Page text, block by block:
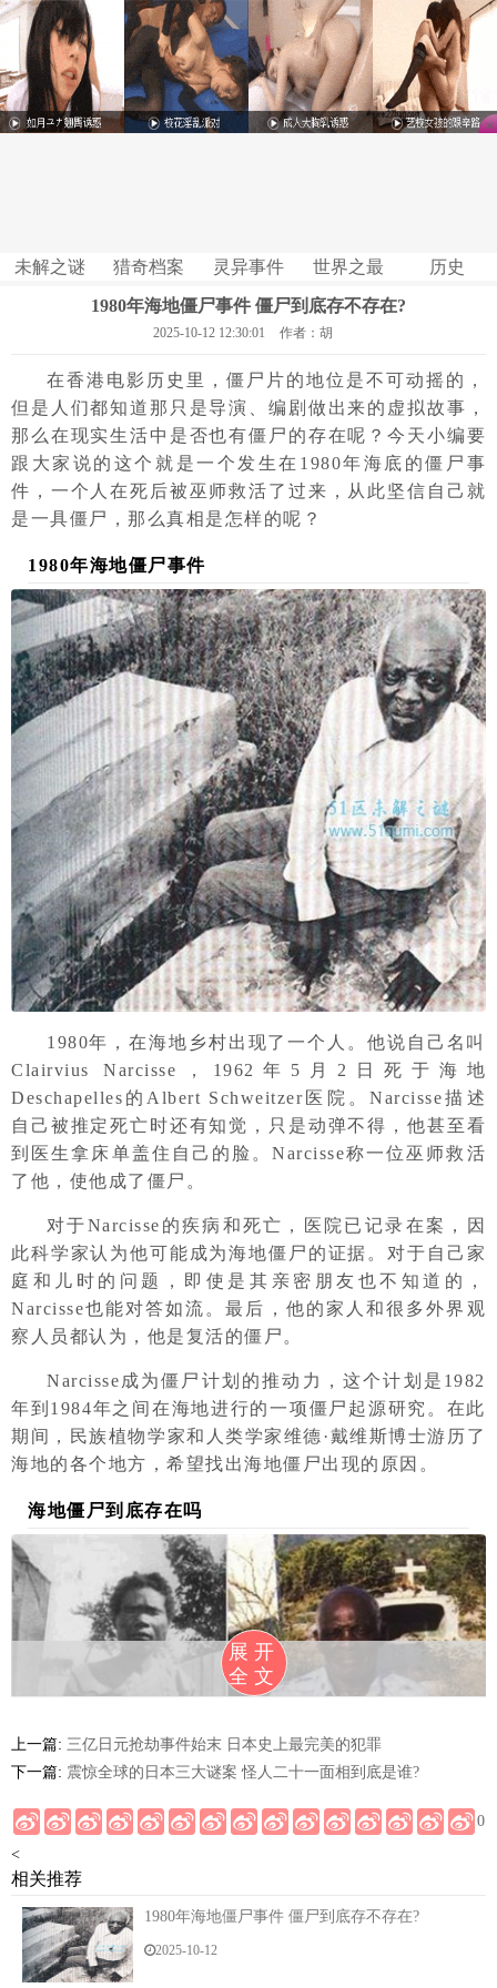
未解之谜 猎奇档案 灵异事件 世界之最 历史
1980年海地僵尸事件 僵尸到底存不存在?
2025-10-12 12:30:01 作者：胡
在香港电影历史里，僵尸片的地位是不可动摇的，
但是人们都知道那只是导演、编剧做出来的虚拟故事，
那么在现实生活中是否也有僵尸的存在呢？今天小编要
跟大家说的这个就是一个发生在1980年海底的僵尸事
件，一个人在死后被巫师救活了过来，从此坚信自己就
是一具僵尸，那么真相是怎样的呢？
1980年海地僵尸事件
1980年，在海地乡村出现了一个人。他说自己名叫
Clairvius Narcisse，1962年5月2日死于海地
Deschapelles的Albert Schweitzer医院。Narcisse描述
自己被推定死亡时还有知觉，只是动弹不得，他甚至看
到医生拿床单盖住自己的脸。Narcisse称一位巫师救活
了他，使他成了僵尸。
对于Narcisse的疾病和死亡，医院已记录在案，因
此科学家认为他可能成为海地僵尸的证据。对于自己家
庭和儿时的问题，即使是其亲密朋友也不知道的，
Narcisse也能对答如流。最后，他的家人和很多外界观
察人员都认为，他是复活的僵尸。
Narcisse成为僵尸计划的推动力，这个计划是1982
年到1984年之间在海地进行的一项僵尸起源研究。在此
期间，民族植物学家和人类学家维德·戴维斯博士游历了
海地的各个地方，希望找出海地僵尸出现的原因。
海地僵尸到底存在吗
地考察的人类学家，但是却一直缺少直接证明的证据。
比如，在1980年，一位名为纳西斯（Clairvius
Narcisse）的海地居民声称自己已经在1962年“死去”，
然后被巫师从坟墓中挖掘出来，变成了一具僵尸，被被
展开
全文
上一篇: 三亿日元抢劫事件始末 日本史上最完美的犯罪
下一篇: 震惊全球的日本三大谜案 怪人二十一面相到底是谁?
0
<
相关推荐
1980年海地僵尸事件 僵尸到底存不存在?
2025-10-12